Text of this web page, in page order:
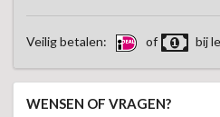
Veilig betalen: of bij
WENSEN OF VRAGEN?